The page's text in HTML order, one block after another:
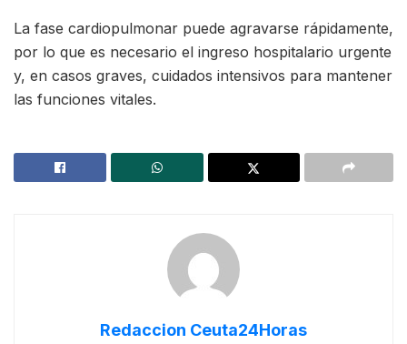
La fase cardiopulmonar puede agravarse rápidamente,
por lo que es necesario el ingreso hospitalario urgente
y, en casos graves, cuidados intensivos para mantener
las funciones vitales.
Redaccion Ceuta24Horas